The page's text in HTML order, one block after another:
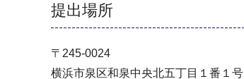
提出場所
〒245-0024
横浜市泉区和泉中央北五丁目１番１号